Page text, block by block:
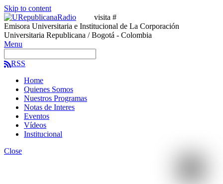
Skip to content
visita #
Emisora Universitaria e Institucional de La Corporación
Universitaria Republicana / Bogotá - Colombia
Menu
RSS
Home
Quienes Somos
Nuestros Programas
Notas de Interes
Eventos
Vídeos
Institucional
Close